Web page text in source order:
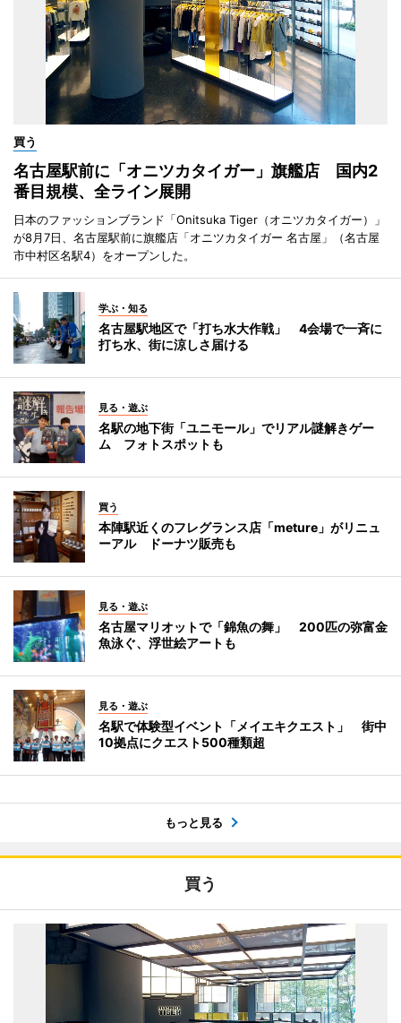
買う
名古屋駅前に「オニツカタイガー」旗艦店 国内2
番目規模、全ライン展開
日本のファッションブランド「Onitsuka Tiger（オニツカタイガー）」
が8月7日、名古屋駅前に旗艦店「オニツカタイガー 名古屋」（名古屋
市中村区名駅4）をオープンした。
学ぶ・知る
名古屋駅地区で「打ち水大作戦」 4会場で一斉に
打ち水、街に涼しさ届ける
見る・遊ぶ
名駅の地下街「ユニモール」でリアル謎解きゲー
ム フォトスポットも
買う
本陣駅近くのフレグランス店「meture」がリニュ
ーアル ドーナツ販売も
見る・遊ぶ
名古屋マリオットで「錦魚の舞」 200匹の弥富金
魚泳ぐ、浮世絵アートも
見る・遊ぶ
名駅で体験型イベント「メイエキクエスト」 街中
10拠点にクエスト500種類超
もっと見る
買う